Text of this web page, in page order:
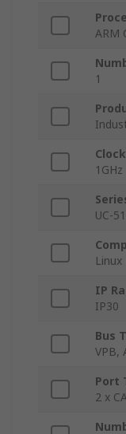
ARM
1
1GHz
UC-
Linux
IP
IP30
Bus
VPB,
Port
2 x